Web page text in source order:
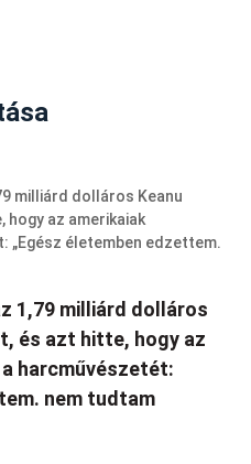
1,79 milliárd dolláros
és azt hitte, hogy az
harcművészetét:
nem tudtam